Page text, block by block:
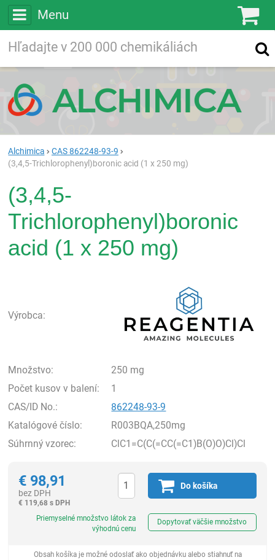
Menu
Vyhľadávanie
Alchimica
CAS 862248-93-9
(3,4,5-Trichlorophenyl)boronic acid (1 x 250 mg)
(3,4,5-
Trichlorophenyl)boronic
acid (1 x 250 mg)
Výrobca:
Množstvo:
250 mg
Počet kusov v balení:
1
CAS/ID No.:
862248-93-9
Katalógové číslo:
R003BQA,250mg
Súhrnný vzorec:
ClC1=C(C(=CC(=C1)B(O)O)Cl)Cl
€ 98,91
bez DPH
€ 119,68 s DPH
Do košíka
Priemyselné množstvo látok za
výhodnú cenu
Dopytovať väčšie množstvo
Obsah košíka je možné odoslať ako objednávku alebo stiahnuť na